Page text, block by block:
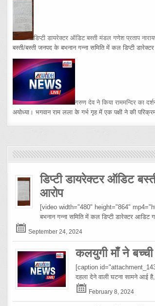
डिप्टी डायरेक्टर ऑडिट बस्ती मंडल गणेश प्रताप
बस्ती/बस्ती जनपद के बभनान गन्ना समिति में कल डिप्टी
गरुण देव ने किया राममन्दिर का
अयोध्या। भगवान राम लला के गर्भ गृह में एक पक्षी ने की
डिप्टी डायरेक्टर ऑडिट
आरोप
[video width="480" height="864"
बभनान गन्ना समिति में कल डिप्टी डारेक्टर
September 24, 2024
कलयुगी माँ ने
[caption
दहला देने वाली घटना सामने आई है,
February 8, 2024